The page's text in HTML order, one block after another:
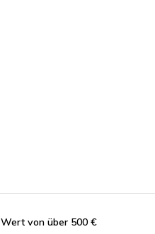
von über 500 €